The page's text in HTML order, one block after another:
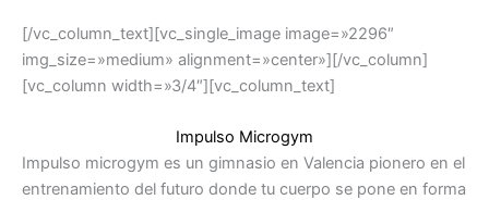
[/vc_column_text][vc_single_image image=»2296″
img_size=»medium» alignment=»center»][/vc_column]
[vc_column width=»3/4″][vc_column_text]
Impulso Microgym
Impulso microgym es un gimnasio en Valencia pionero en el
entrenamiento del futuro donde tu cuerpo se pone en forma